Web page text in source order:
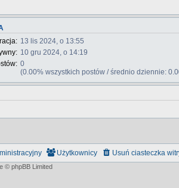
13 lis 2024, o 13:55
10 gru 2024, o 14:19
0
(0.00% wszystkich postów / średnio dziennie:
Usuń ciasteczka
Użytkownicy
© phpBB Limited